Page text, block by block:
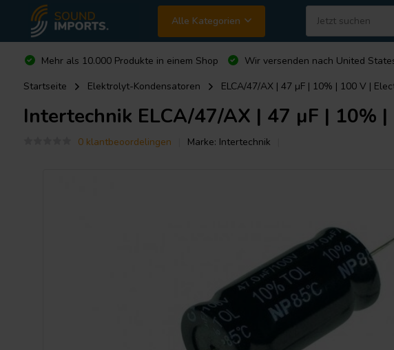
Alle Kategorien
Mehr als 10.000 Produkte in einem Shop Wir versenden nach United
Startseite
Elektrolyt-Kondensatoren ELCA/47/AX | 47 µF | 10% | 100 V |
Intertechnik ELCA/47/AX | 47 µF | 10%
0 klantbeoordelingen Marke: Intertechnik